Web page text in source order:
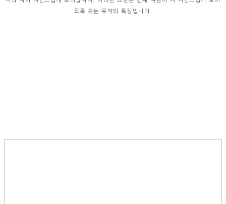
도록 하는 유약의 특징입니다.